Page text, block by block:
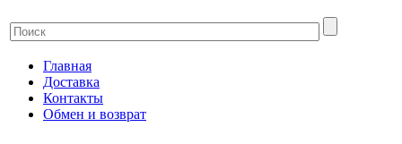
Главная
Доставка
Контакты
Обмен и возврат